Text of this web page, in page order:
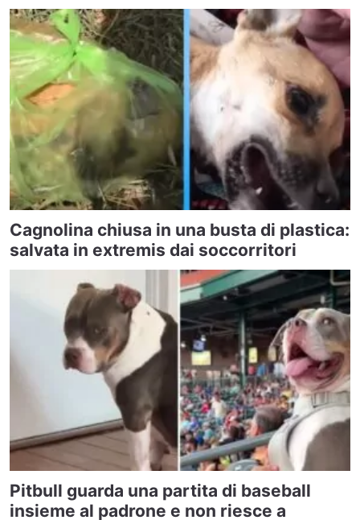
Cagnolina chiusa in una busta di plastica:
salvata in extremis dai soccorritori
Pitbull guarda una partita di baseball
insieme al padrone e non riesce a